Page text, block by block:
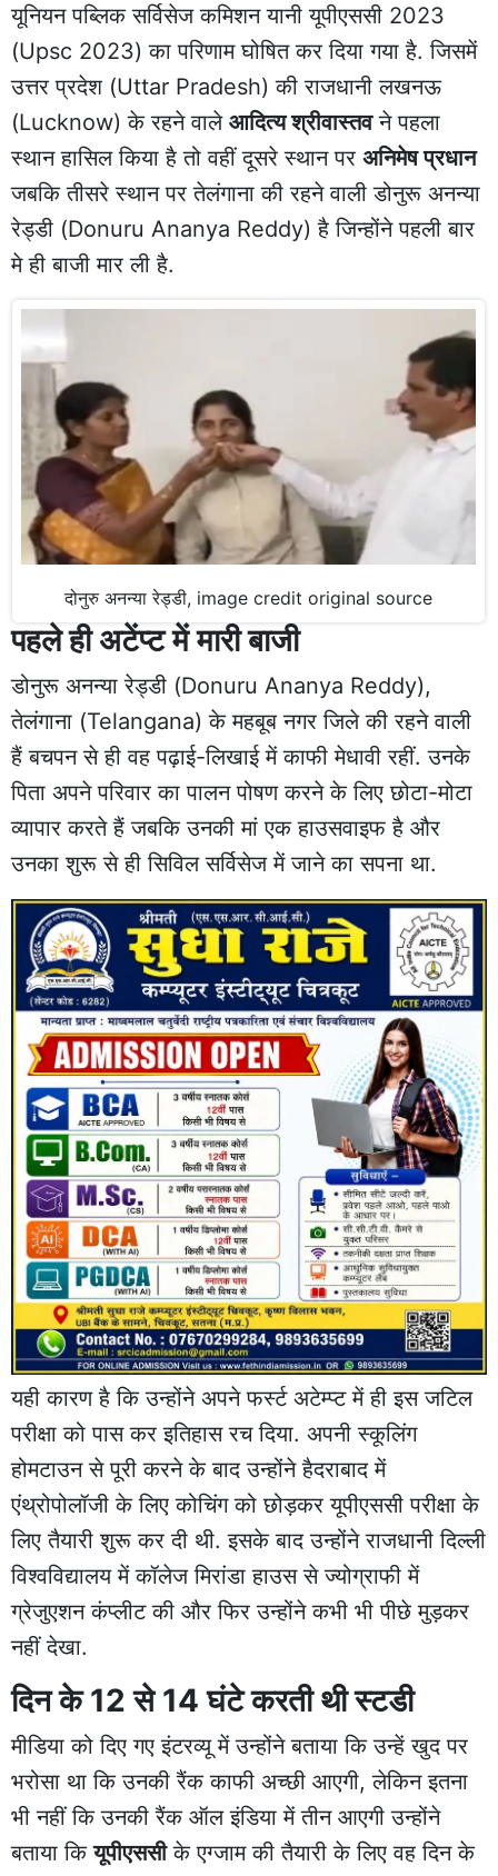
यूनियन पब्लिक सर्विसेज कमिशन यानीयूपीएससी 2023
(Upsc 2023) का परिणाम घोषित कर दिया गया है. जिसमें
उत्तर प्रदेश (Uttar Pradesh) की राजधानी लखनऊ
(Lucknow) के रहने वाले आदित्य श्रीवास्तवने पहला
स्थान हासिल किया है तो वहीं दूसरे स्थान पर अनिमेष प्रधान
जबकि तीसरे स्थान पर तेलंगाना की रहने वाली डोनुरू अनन्या
रेड्डी (Donuru Ananya Reddy) है जिन्होंने पहली बार
मे ही बाजी मार ली है.
दोनुरु अनन्या रेड्डी, image credit original source
पहले ही अटेंप्ट में मारी बाजी
डोनुरू अनन्या रेड्डी (Donuru Ananya Reddy),
तेलंगाना (Telangana) के महबूब नगर जिले की रहने वाली
हैं बचपन से ही वह पढ़ाई-लिखाई में काफी मेधावी रहीं. उनके
पिता अपने परिवार का पालन पोषण करने के लिए छोटा-मोटा
व्यापार करते हैं जबकि उनकी मां एक हाउसवाइफ है और
उनका शुरू से ही सिविल सर्विसेज में जाने का सपना था.
यही कारण है कि उन्होंने अपने फर्स्ट अटेम्प्ट में ही इस जटिल
परीक्षा को पास कर इतिहास रच दिया. अपनी स्कूलिंग
होमटाउन से पूरी करने के बाद उन्होंने हैदराबाद में
एंथ्रोपोलॉजी के लिए कोचिंग को छोड़कर यूपीएससी परीक्षा के
लिए तैयारी शुरू कर दी थी. इसके बाद उन्होंने राजधानी दिल्ली
विश्वविद्यालय में कॉलेज मिरांडा हाउस से ज्योग्राफी में
ग्रेजुएशन कंप्लीट की और फिर उन्होंने कभी भी पीछे मुड़कर
नहीं देखा.
दिन के 12 से 14 घंटे करती थी स्टडी
मीडिया को दिए गए इंटरव्यू में उन्होंने बताया कि उन्हें खुद पर
भरोसा था कि उनकी रैंक काफी अच्छी आएगी, लेकिन इतना
भी नहीं कि उनकी रैंक ऑल इंडिया में तीन आएगी उन्होंने
बताया कियूपीएससीके एग्जाम की तैयारी के लिए वह दिन के